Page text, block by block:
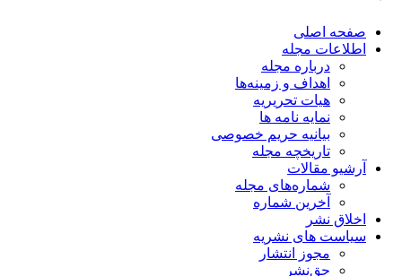
صفحه اصلی
اطلاعات مجله
درباره مجله
اهداف و زمینه‌ها
هیات تحریریه
نمایه نامه ها
بیانیه حریم خصوصی
تاریخچه مجله
آرشیو مقالات
شماره‌های مجله
آخرین شماره
اخلاق نشر
سیاست های نشریه
مجوز انتشار
حق‌نشر